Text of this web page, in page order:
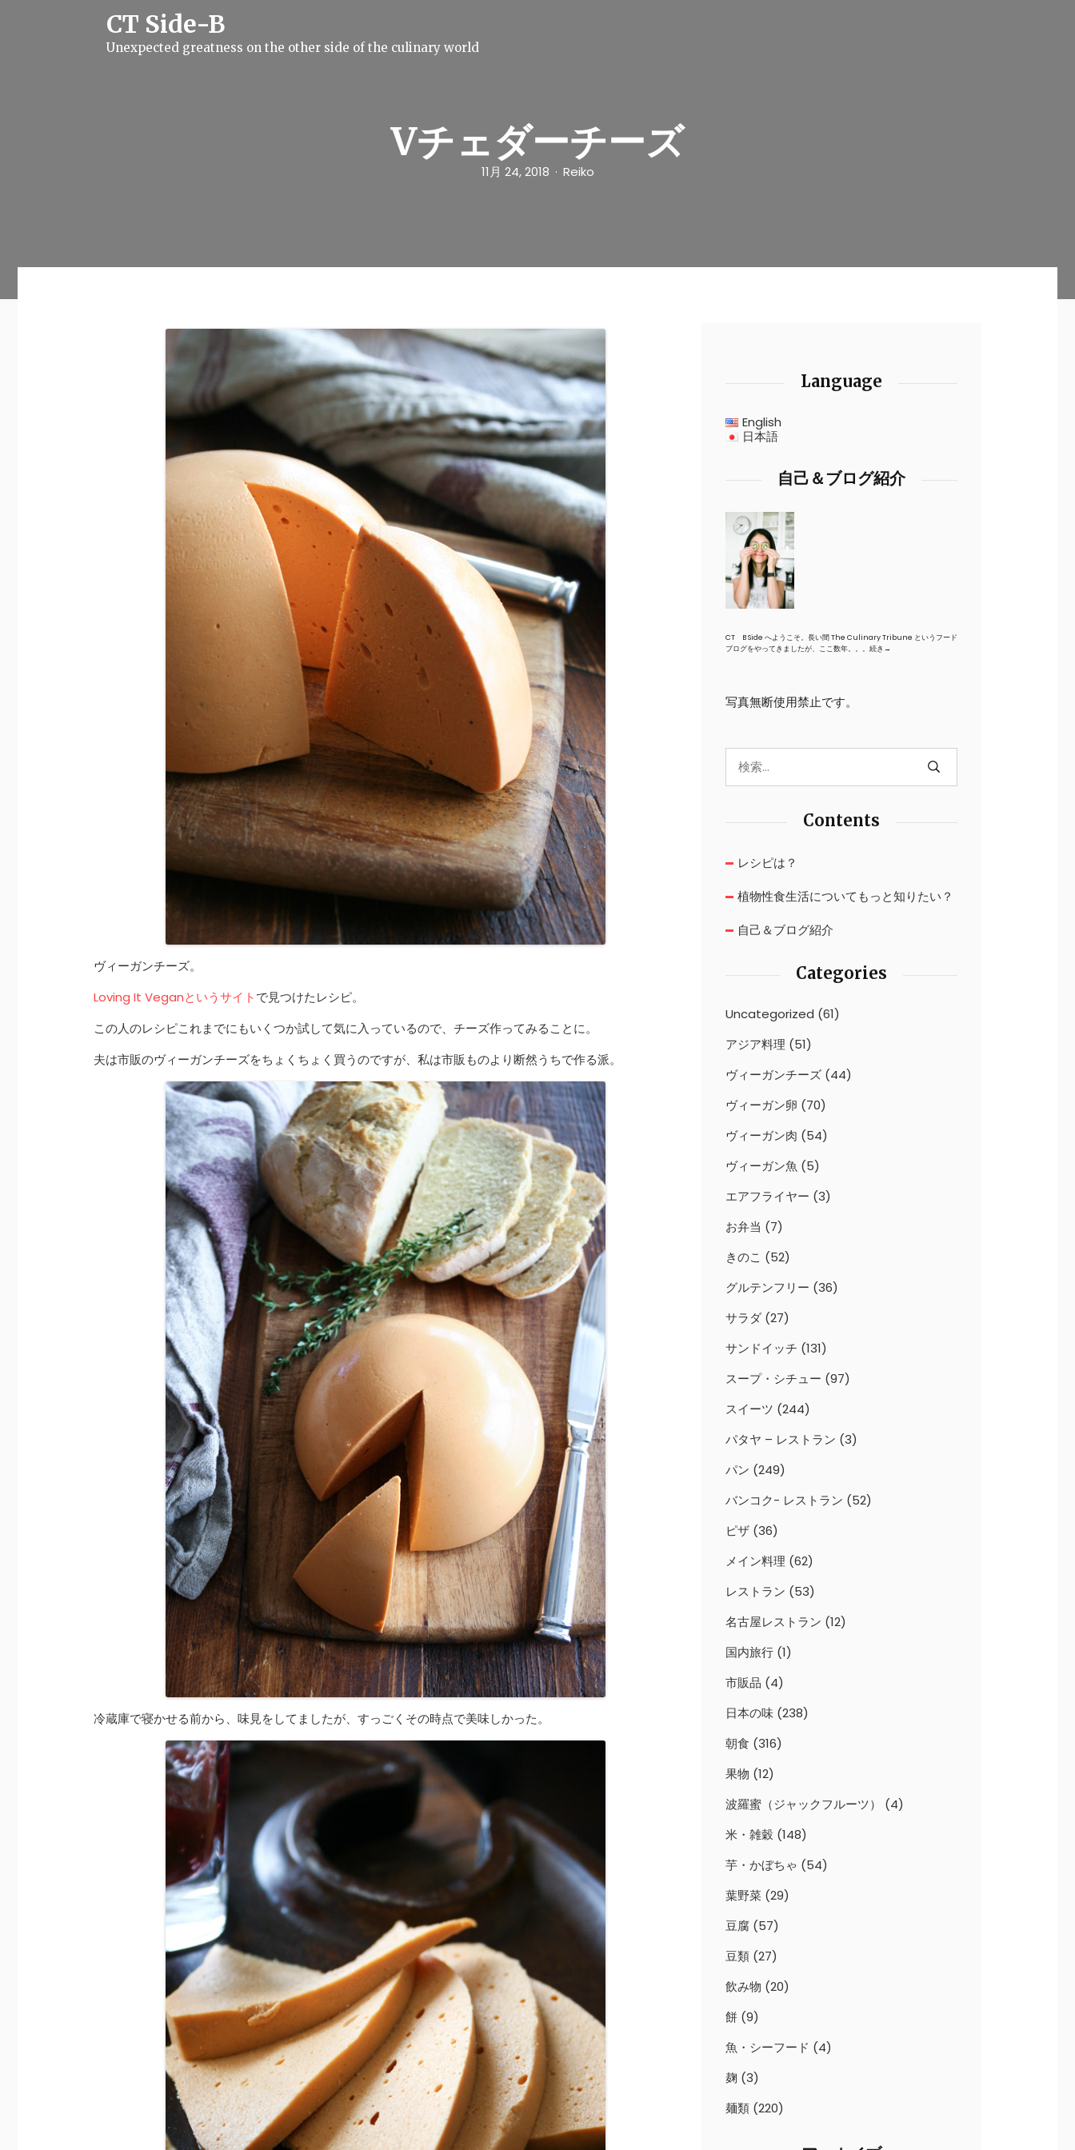
CT Side-B
Unexpected greatness on the other side of the culinary world
Vチェダーチーズ
11月 24, 2018 Reiko
ヴィーガンチーズ。
Loving It Veganというサイトで見つけたレシピ。
この人のレシピこれまでにもいくつか試して気に入っているので、チーズ作ってみることに。
夫は市販のヴィーガンチーズをちょくちょく買うのですが、私は市販ものより断然うちで作る派。
冷蔵庫で寝かせる前から、味見をしてましたが、すっごくその時点で美味しかった。
Language
English
日本語
自己＆ブログ紹介
CT B Side へようこそ。長い間 The Culinary Tribune というフード
ブログをやってきましたが、ここ数年。。。 続き→
写真無断使用禁止です。
Contents
レシピは？
植物性食生活についてもっと知りたい？
自己＆ブログ紹介
Categories
Uncategorized (61)
アジア料理 (51)
ヴィーガンチーズ (44)
ヴィーガン卵 (70)
ヴィーガン肉 (54)
ヴィーガン魚 (5)
エアフライヤー (3)
お弁当 (7)
きのこ (52)
グルテンフリー (36)
サラダ (27)
サンドイッチ (131)
スープ・シチュー (97)
スイーツ (244)
パタヤ – レストラン (3)
パン (249)
バンコク- レストラン (52)
ピザ (36)
メイン料理 (62)
レストラン (53)
名古屋レストラン (12)
国内旅行 (1)
市販品 (4)
日本の味 (238)
朝食 (316)
果物 (12)
波羅蜜（ジャックフルーツ）
(4)
米・雑穀 (148)
芋・かぼちゃ (54)
葉野菜 (29)
豆腐 (57)
豆類 (27)
飲み物 (20)
餅 (9)
魚・シーフード (4)
麹 (3)
麺類 (220)